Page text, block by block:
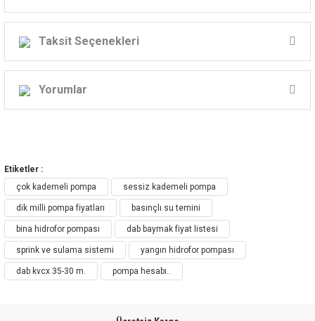
DAB DİKEY MİLLİ SANTRİFÜJ
POMPALAR
KVCX Serisi
için uygun dikey çok kademeli santrifüj pompa.
Basınçlandırma üniteleri, basınçlı kapların
doldurulması, sprinkler ve sulama sistemleri,
yangın söndürme ve yıkama sistemleri,
kondens ve soğutma suyunun kanalize
edilmesi için uygundur. Yenilikçi ve sağlam
tasarım.
Taksit Seçenekleri
Yorumlar
Yorum Yaz
Etiketler :
çok kademeli pompa
sessiz kademeli pompa
dik milli pompa fiyatları basınçlı su temini
bina hidrofor pompası dab baymak fiyat listesi
sprink ve sulama sistemi yangın hidrofor pompası
dab kvcx 35-30 m. pompa hesabı..